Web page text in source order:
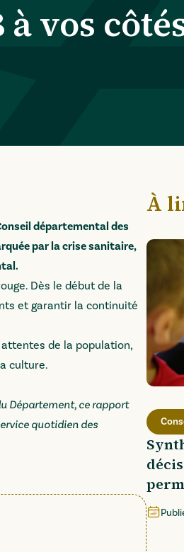
vos
départemental des
par la crise sanitaire,
Dès le début de la
et garantir la continuité
de la population,
culture.
Département, ce rapport
quotidien des
À